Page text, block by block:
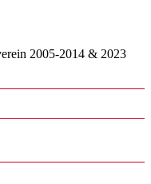
2005-2014 & 2023